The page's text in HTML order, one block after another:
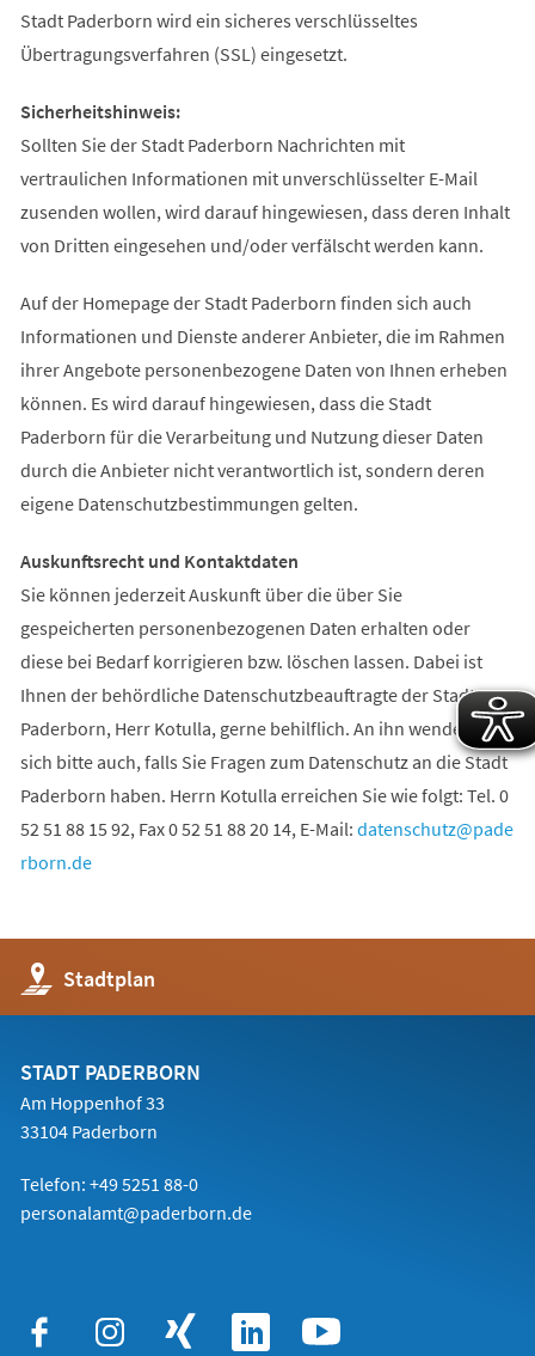
Stadt Paderborn wird ein sicheres verschlüsseltes
Übertragungsverfahren (SSL) eingesetzt.
Sicherheitshinweis:
Sollten Sie der Stadt Paderborn Nachrichten mit
vertraulichen Informationen mit unverschlüsselter E-Mail
zusenden wollen, wird darauf hingewiesen, dass deren Inhalt
von Dritten eingesehen und/oder verfälscht werden kann.
Auf der Homepage der Stadt Paderborn finden sich auch
Informationen und Dienste anderer Anbieter, die im Rahmen
ihrer Angebote personenbezogene Daten von Ihnen erheben
können. Es wird darauf hingewiesen, dass die Stadt
Paderborn für die Verarbeitung und Nutzung dieser Daten
durch die Anbieter nicht verantwortlich ist, sondern deren
eigene Datenschutzbestimmungen gelten.
Auskunftsrecht und Kontaktdaten
Sie können jederzeit Auskunft über die über Sie
gespeicherten personenbezogenen Daten erhalten oder
diese bei Bedarf korrigieren bzw. löschen lassen. Dabei ist
Ihnen der behördliche Datenschutzbeauftragte der Stadt
Paderborn, Herr Kotulla, gerne behilflich. An ihn wenden Sie
sich bitte auch, falls Sie Fragen zum Datenschutz an die Stadt
Paderborn haben. Herrn Kotulla erreichen Sie wie folgt: Tel. 0
52 51 88 15 92, Fax 0 52 51 88 20 14, E-Mail: datenschutz
pade
rborn de
Stadtplan
(Öffnet
in
einem
Tab)
STADT PADERBORN
Am Hoppenhof 33
33104 Paderborn
Telefon: +49 5251 88-0
personalamt@paderborn.de